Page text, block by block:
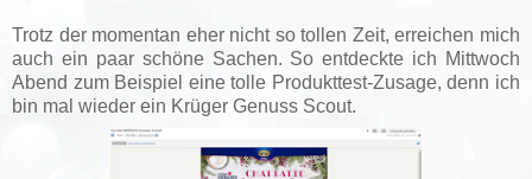
Trotz der momentan eher nicht so tollen Zeit, erreichen mich
auch ein paar schöne Sachen. So entdeckte ich Mittwoch
Abend zum Beispiel eine tolle Produkttest-Zusage, denn ich
bin mal wieder ein Krüger Genuss Scout.